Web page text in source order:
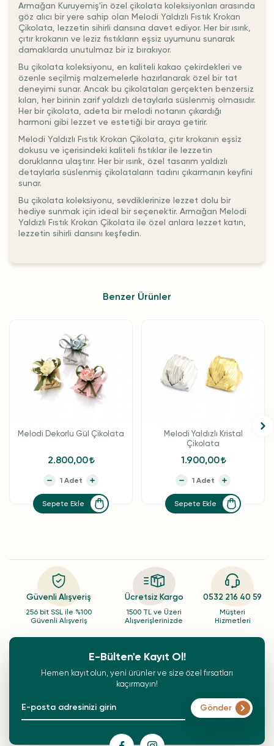
Armağan Kuruyemiş'in özel çikolata koleksiyonları arasında
göz alıcı bir yere sahip olan Melodi Yaldızlı Fıstık Krokan
Çikolata, lezzetin sihirli dansına davet ediyor. Her bir ısırık,
çıtır krokanın ve leziz fıstıkların eşsiz uyumunu sunarak
damaklarda unutulmaz bir iz bırakıyor.
Bu çikolata koleksiyonu, en kaliteli kakao çekirdekleri ve
özenle seçilmiş malzemelerle hazırlanarak özel bir tat
deneyimi sunar. Ancak bu çikolataları gerçekten benzersiz
kılan, her birinin zarif yaldızlı detaylarla süslenmiş olmasıdır.
Her bir çikolata, adeta bir melodi notanın çıkardığı
harmoni gibi lezzet ve estetiği bir araya getirir.
Melodi Yaldızlı Fıstık Krokan Çikolata, çıtır krokanın eşsiz
dokusu ve içerisindeki kaliteli fıstıklar ile lezzetin
doruklarına ulaştırır. Her bir ısırık, özel tasarım yaldızlı
detaylarla süslenmiş çikolataların tadını çıkarmanın keyfini
sunar.
Bu çikolata koleksiyonu, sevdiklerinize lezzet dolu bir
hediye sunmak için ideal bir seçenektir. Armağan Melodi
Yaldızlı Fıstık Krokan Çikolata ile özel anlara lezzet katın,
lezzetin sihirli dansını keşfedin.
Benzer Ürünler
Melodi Dekorlu Gül Çikolata
2.800,00
Sepete Ekle
Melodi Yaldızlı Kristal
Çikolata
1.900,00
Sepete Ekle
Güvenli Alışveriş
256 bit SSL ile %100
Güvenli Alışveriş
Ücretsiz Kargo
1500 TL ve Üzeri
Alışverişlerinizde
0532 216 40 59
Müşteri
Hizmetleri
E-Bülten'e Kayıt Ol!
Hemen kayıt olun, yeni ürünler ve size özel fırsatları
kaçırmayın!
Gönder